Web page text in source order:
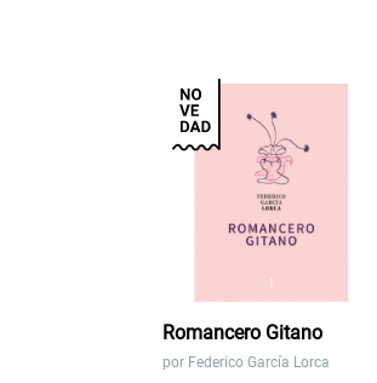
Romancero Gitano
por Federico García Lorca